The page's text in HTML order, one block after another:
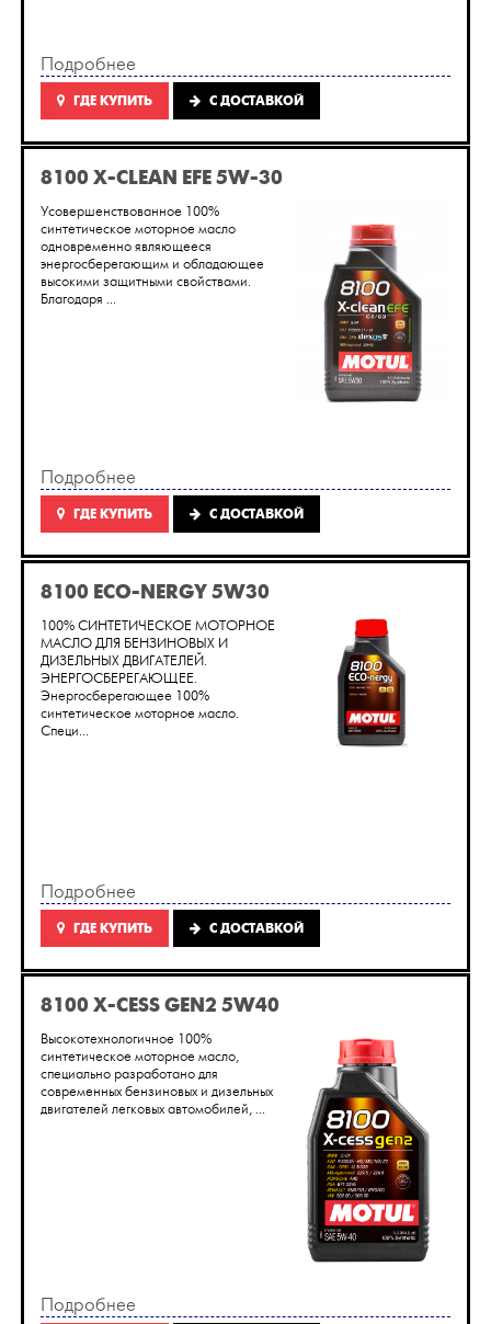
Подробнее
ГДЕ КУПИТЬ C ДОСТАВКОЙ
8100 X-CLEAN EFE 5W-30
Усовершенствованное 100%
синтетическое моторное масло
одновременно являющееся
энергосберегающим и обладающее
высокими защитными свойствами.
Благодаря ...
Подробнее
ГДЕ КУПИТЬ C ДОСТАВКОЙ
8100 ECO-NERGY 5W30
100% СИНТЕТИЧЕСКОЕ МОТОРНОЕ
МАСЛО ДЛЯ БЕНЗИНОВЫХ И
ДИЗЕЛЬНЫХ ДВИГАТЕЛЕЙ.
ЭНЕРГОСБЕРЕГАЮЩЕЕ.
Энергосберегающее 100%
синтетическое моторное масло.
Специ...
Подробнее
ГДЕ КУПИТЬ C ДОСТАВКОЙ
8100 X-CESS GEN2 5W40
Высокотехнологичное 100%
синтетическое моторное масло,
специально разработано для
современных бензиновых и дизельных
двигателей легковых автомобилей, ...
Подробнее